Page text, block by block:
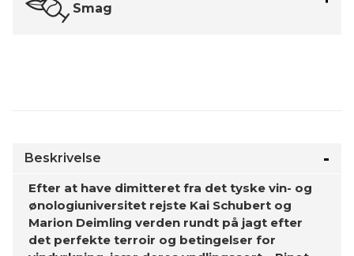
Smag
Beskrivelse
Efter at have dimitteret fra det tyske vin- og
ønologiuniversitet rejste Kai Schubert og
Marion Deimling verden rundt på jagt efter
det perfekte terroir og betingelser for